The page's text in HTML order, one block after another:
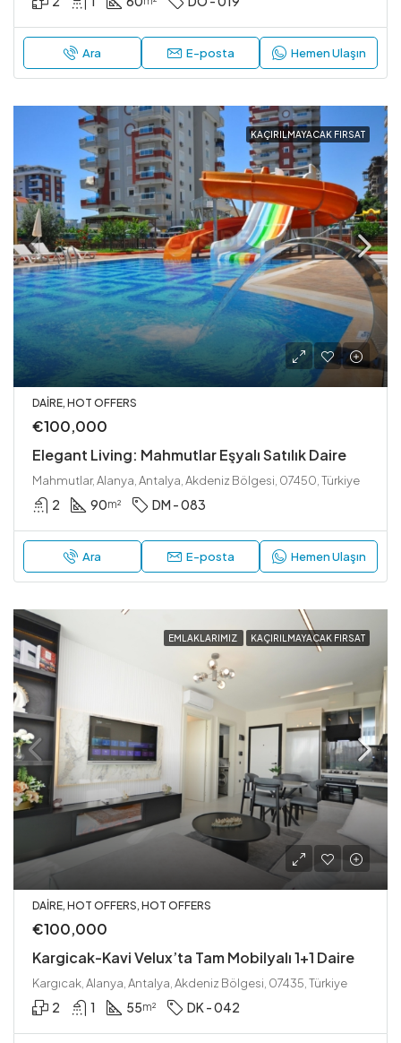
Ara E-posta Hemen Ulaşın
KAÇIRILMAYACAK FIRSAT
DAIRE, HOT OFFERS
€100,000
Elegant Living: Mahmutlar Eşyalı Satılık Daire
Mahmutlar, Alanya, Antalya, Akdeniz Bölgesi, 07450, Türkiye
2 90m² DM - 083
Ara E-posta Hemen Ulaşın
EMLAKLARIMIZ KAÇIRILMAYACAK FIRSAT
DAIRE, HOT OFFERS, HOT OFFERS
€100,000
Kargicak-Kavi Velux’ta Tam Mobilyalı 1+1 Daire
Kargıcak, Alanya, Antalya, Akdeniz Bölgesi, 07435, Türkiye
2 1 55m² DK - 042